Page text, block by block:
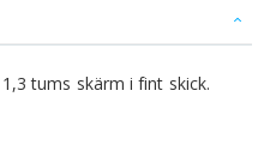
tums skärm i fint skick.